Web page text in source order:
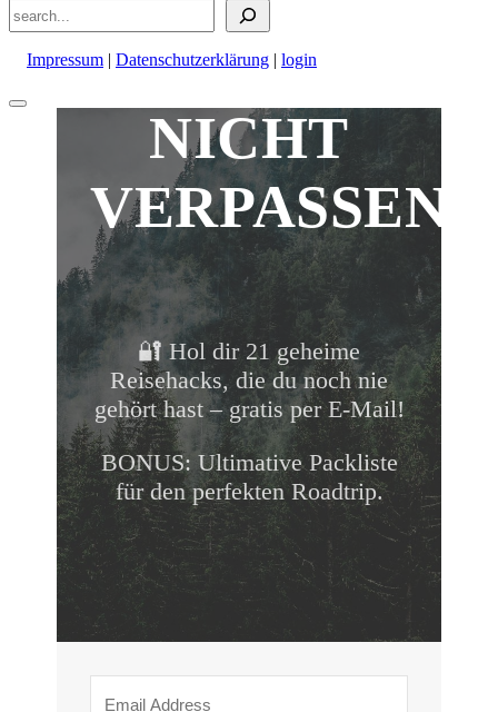
Impressum | Datenschutzerklärung | login
Nach
NICHT
VERPASSEN!
🔐 Hol dir 21 geheime
Reisehacks, die du noch nie
gehört hast – gratis per E-Mail!
BONUS: Ultimative Packliste
für den perfekten Roadtrip.